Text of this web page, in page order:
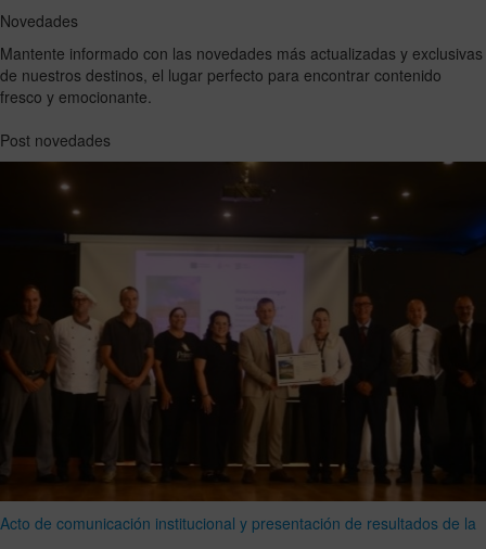
Novedades
Mantente informado con las novedades más actualizadas y exclusivas
de nuestros destinos, el lugar perfecto para encontrar contenido
fresco y emocionante.
Post novedades
Acto de comunicación institucional y presentación de resultados de la